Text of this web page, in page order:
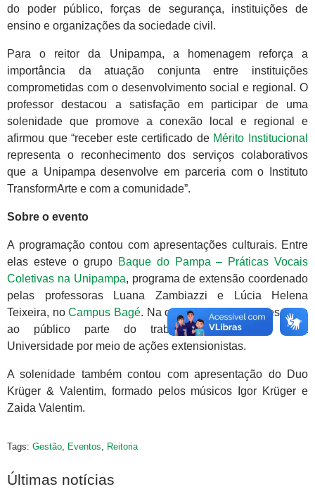
do poder público, forças de segurança, instituições de
ensino e organizações da sociedade civil.
Para o reitor da Unipampa, a homenagem reforça a
importância da atuação conjunta entre instituições
comprometidas com o desenvolvimento social e regional. O
professor destacou a satisfação em participar de uma
solenidade que promove a conexão local e regional e
afirmou que “receber este certificado de Mérito Institucional
representa o reconhecimento dos serviços colaborativos
que a Unipampa desenvolve em parceria com o Instituto
TransformArte e com a comunidade”.
Sobre o evento
A programação contou com apresentações culturais. Entre
elas esteve o grupo Baque do Pampa – Práticas Vocais
Coletivas na Unipampa, programa de extensão coordenado
pelas professoras Luana Zambiazzi e Lúcia Helena
Teixeira, noCampus Bagé. Na ocasião, o grupo apresentou
ao público parte do trabalho desenvolvido pela
Universidade por meio de ações extensionistas.
A solenidade também contou com apresentação do Duo
Krüger & Valentim, formado pelos músicos Igor Krüger e
Zaida Valentim.
Tags: Gestão, Eventos, Reitoria
Últimas notícias